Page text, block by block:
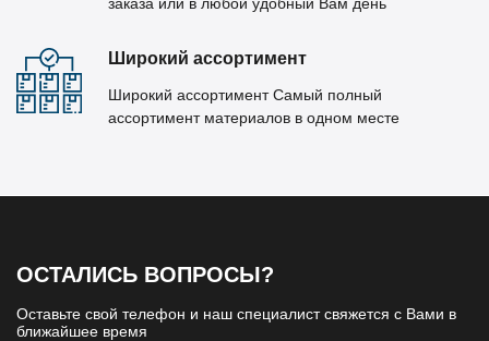
Широкий ассортимент
Широкий ассортимент Самый полный
ассортимент материалов в одном месте
ОСТАЛИСЬ ВОПРОСЫ?
Оставьте свой телефон и наш специалист свяжется с Вами в
ближайшее время